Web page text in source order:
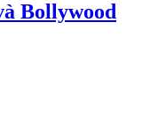
Bollywood